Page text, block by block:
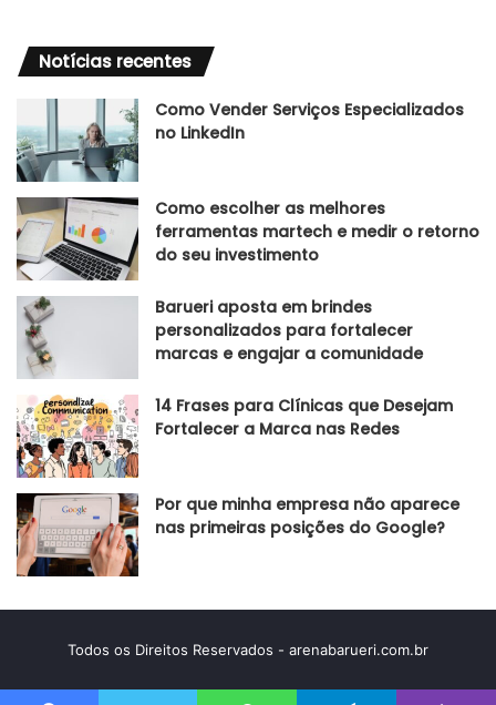
Notícias recentes
Como Vender Serviços Especializados
no LinkedIn
Como escolher as melhores
ferramentas martech e medir o retorno
do seu investimento
Barueri aposta em brindes
personalizados para fortalecer
marcas e engajar a comunidade
14 Frases para Clínicas que Desejam
Fortalecer a Marca nas Redes
Por que minha empresa não aparece
nas primeiras posições do Google?
Todos os Direitos Reservados - arenabarueri.com.br